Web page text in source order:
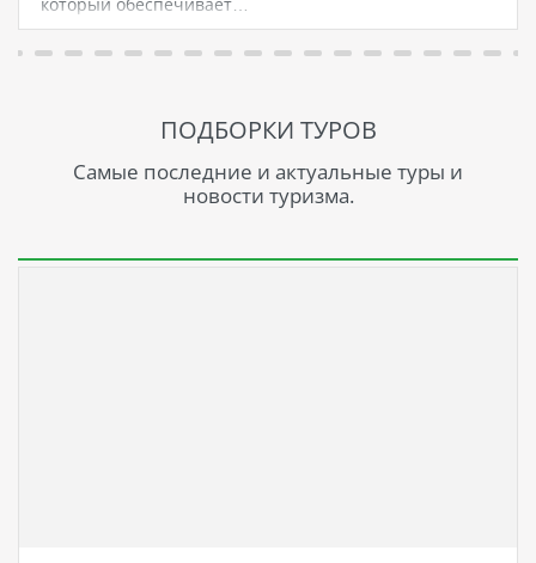
ПОДБОРКИ ТУРОВ
Самые последние и актуальные туры и
новости туризма.